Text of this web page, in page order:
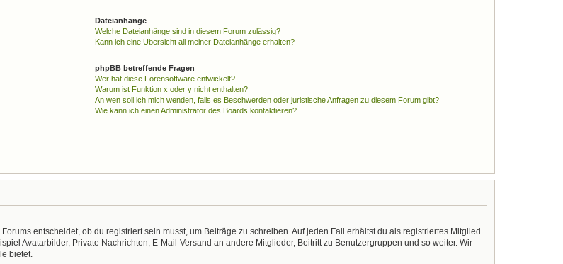
Dateianhänge
Welche Dateianhänge sind in diesem Forum zulässig?
Kann ich eine Übersicht all meiner Dateianhänge erhalten?
phpBB betreffende Fragen
Wer hat diese Forensoftware entwickelt?
Warum ist Funktion x oder y nicht enthalten?
An wen soll ich mich wenden, falls es Beschwerden oder juristische Anfragen zu diesem Forum gibt?
Wie kann ich einen Administrator des Boards kontaktieren?
entscheidet, ob du registriert sein musst, um Beiträge zu schreiben. Auf jeden Fall erhältst du als registriertes Mitglied
Avatarbilder, Private Nachrichten, E-Mail-Versand an andere Mitglieder, Beitritt zu Benutzergruppen und so weiter. Wir
bietet.